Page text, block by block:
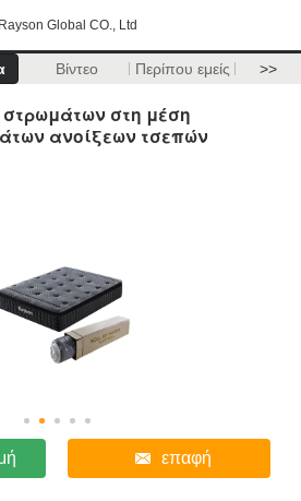
Global CO., Ltd
Βίντεο Περίπου εμείς >>
στη μέση
ανοίξεων τσεπών
επαφή